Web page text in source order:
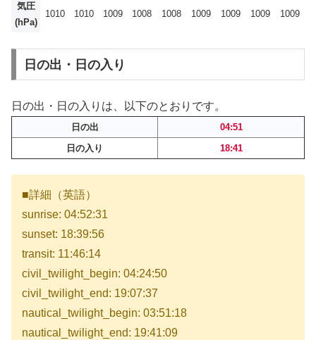
気圧
(hPa)
1010 1010 1009 1008 1008 1009 1009 1009 1009
日の出・日の入り
日の出・日の入りは、以下のとおりです。
日の出
04:51
日の入り
18:41
■詳細（英語）
sunrise: 04:52:31
sunset: 18:39:56
transit: 11:46:14
civil_twilight_begin: 04:24:50
civil_twilight_end: 19:07:37
nautical_twilight_begin: 03:51:18
nautical_twilight_end: 19:41:09